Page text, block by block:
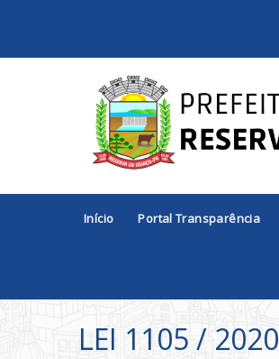
Início Portal Transparência
LEI 1105 / 2020